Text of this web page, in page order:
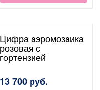
Цифра аэромозаика
розовая с
гортензией
13 700 руб.